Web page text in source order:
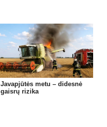
Javapjūtės metu – didesnė
gaisrų rizika